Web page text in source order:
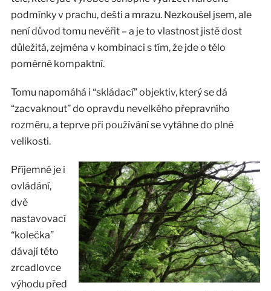
podmínky v prachu, dešti a mrazu. Nezkoušel jsem, ale
není důvod tomu nevěřit – a je to vlastnost jistě dost
důležitá, zejména v kombinaci s tím, že jde o tělo
poměrně kompaktní.
Tomu napomáhá i “skládací” objektiv, který se dá
“zacvaknout” do opravdu nevelkého přepravního
rozměru, a teprve při používání se vytáhne do plné
velikosti.
Příjemné je i
ovládání,
dvě
nastavovací
“kolečka”
dávají této
zrcadlovce
výhodu před